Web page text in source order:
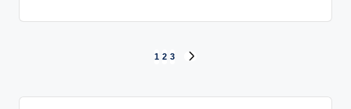
pagination
1 2 3